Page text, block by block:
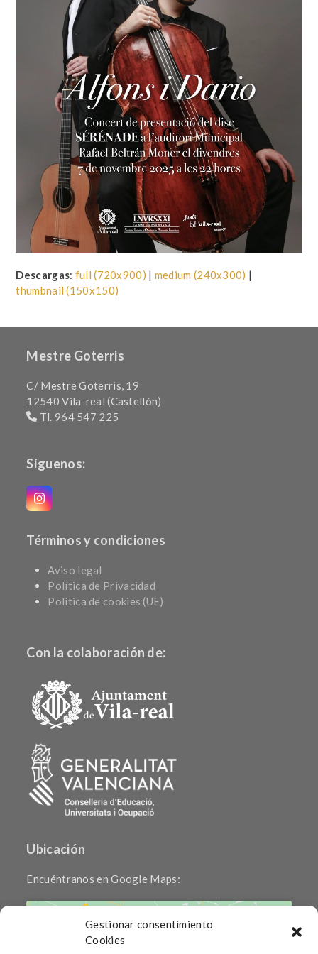
Gestionar consentimiento
Cookies
Descargas: full (720x900) | medium (240x300) |
thumbnail (150x150)
Mestre Goterris
C/ Mestre Goterris, 19
12540 Vila-real (Castellón)
Tl. 964 547 225
Síguenos:
Instagram
Términos y condiciones
Aviso legal
Política de Privacidad
Política de cookies (UE)
Con la colaboración de:
Ubicación
Encuéntranos en Google Maps: